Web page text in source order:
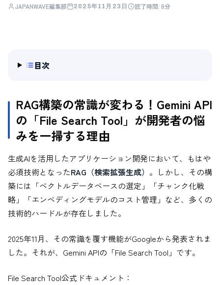
JAPANWAVE編集部 2025年11月23日 読了時間: 8分
目次
RAG構築の常識が変わる！Gemini API
の「File Search Tool」が開発者の悩
みを一掃する理由
生成AIを活用したアプリケーション開発において、もはや
必須技術となったRAG（検索拡張生成） 。しかし、その構
築には「ベクトルデータベースの選定」「チャンク化戦
略」「エンベディングモデルのコスト管理」など、多くの
技術的ハードルが存在しました。
2025年11月、その常識を覆す機能がGoogleから発表されま
した。それが、Gemini APIの「File Search Tool」です。
File Search Tool公式ドキュメント：